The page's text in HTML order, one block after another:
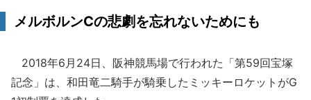
メルボルンCの悲劇を忘れないためにも
2018年6月24日、阪神競馬場で行われた「第59回宝塚
記念」は、和田竜二騎手が騎乗したミッキーロケットがG